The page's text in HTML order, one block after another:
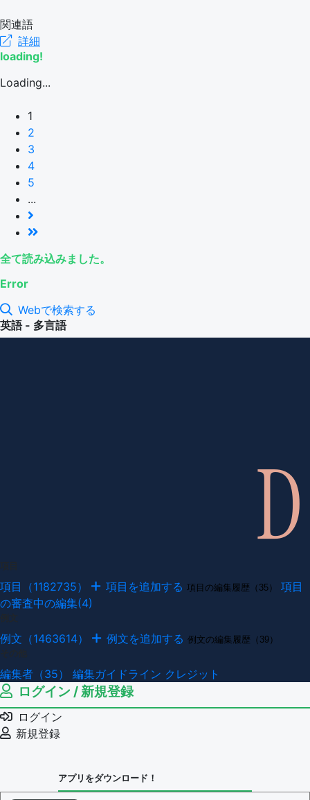
関連語
詳細
loading!
Loading...
1
2
3
4
5
...
全て読み込みました。
Error
Webで検索する
英語 - 多言語
項目（1182735） 項目を追加する 項目の編集履歴（35）
項目
の審査中の編集(4)
例文（1463614） 例文を追加する 例文の編集履歴（39）
編集者（35） 編集ガイドライン クレジット
ログイン / 新規登録
ログイン
新規登録
アプリをダウンロード！